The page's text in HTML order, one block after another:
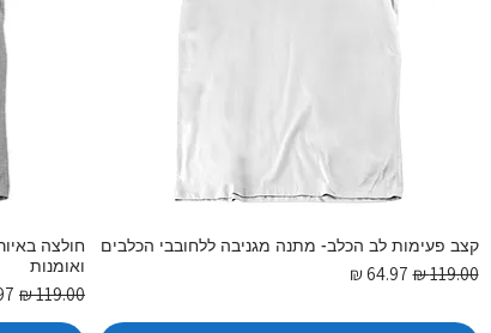
קצב פעימות לב הכלב- מתנה מגניבה ללחובבי הכלבים
מחיר רגיל‏119.00 ‏₪ מחיר מבצע
חולצה
ואומנות
מחיר רגיל